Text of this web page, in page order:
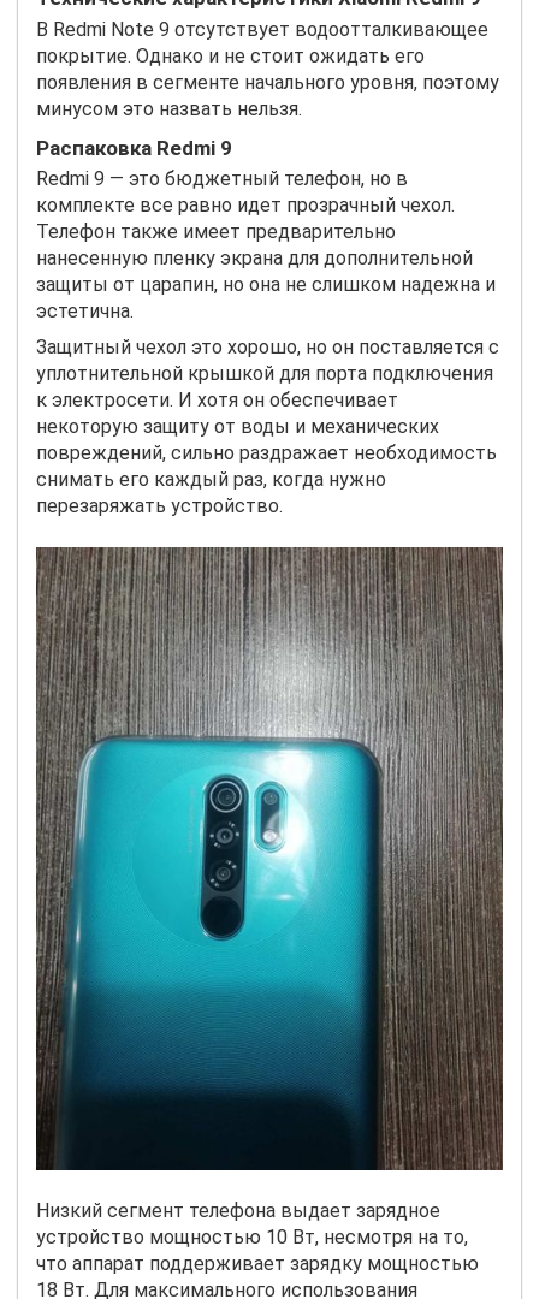
В Redmi Note 9 отсутствует водоотталкивающее
покрытие. Однако и не стоит ожидать его
появления в сегменте начального уровня, поэтому
минусом это назвать нельзя.
Распаковка Redmi 9
Redmi 9 — это бюджетный телефон, но в
комплекте все равно идет прозрачный чехол.
Телефон также имеет предварительно
нанесенную пленку экрана для дополнительной
защиты от царапин, но она не слишком надежна и
эстетична.
Защитный чехол это хорошо, но он поставляется с
уплотнительной крышкой для порта подключения
к электросети. И хотя он обеспечивает
некоторую защиту от воды и механических
повреждений, сильно раздражает необходимость
снимать его каждый раз, когда нужно
перезаряжать устройство.
Низкий сегмент телефона выдает зарядное
устройство мощностью 10 Вт, несмотря на то,
что аппарат поддерживает зарядку мощностью
18 Вт. Для максимального использования